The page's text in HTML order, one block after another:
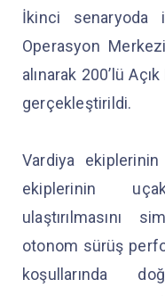
İkinci senaryoda
Operasyon
alınarak 200’lü
gerçekleştirildi.
Vardiya
ekiplerinin
ulaştırılmasını
otonom sürüş
koşullarında